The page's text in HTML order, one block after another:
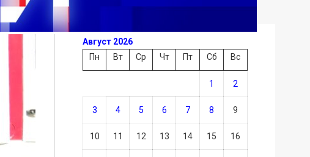
Август 2026
Пн
Вт Ср Чт Пт Сб Вс
1 2
3 4 5 6 7 8 9
10 11 12 13 14 15 16